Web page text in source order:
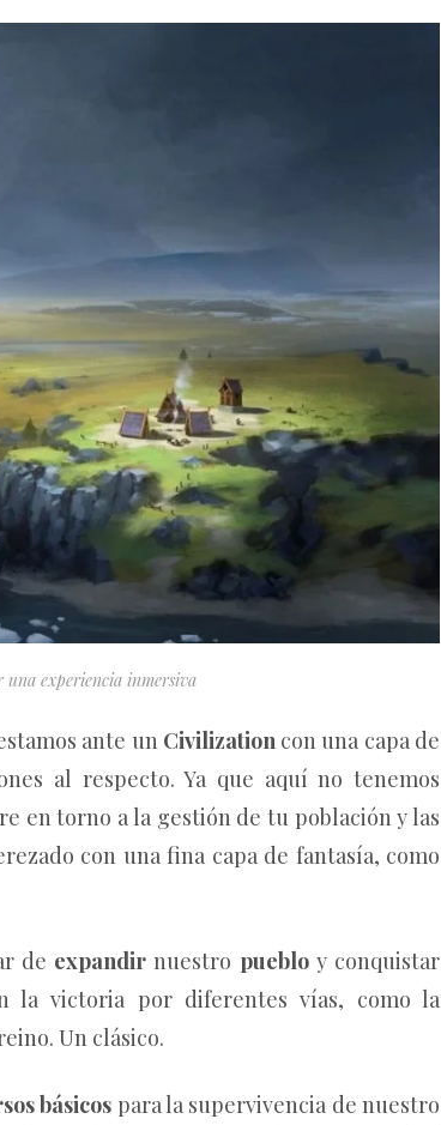
experiencia inmersiva
ante un Civilization con una capa de
al respecto. Ya que aquí no tenemos
en torno a la gestión de tu población y las
con una fina capa de fantasía, como
de expandirnuestro pueblo y conquistar
la victoria por diferentes vías, como la
Un clásico.
básicos para la supervivencia de nuestro